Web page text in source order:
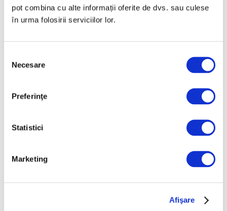
pot combina cu alte informații oferite de dvs. sau culese
în urma folosirii serviciilor lor.
consimțământului
Necesare
Preferinţe
Statistici
Marketing
Afişare
Arta grădinilor peisagistice, la